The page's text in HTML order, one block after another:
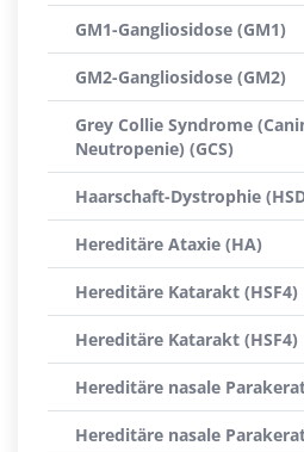
GM1-Gangliosidose (GM1)
GM2-Gangliosidose (GM2)
Grey Collie Syndrome
Neutropenie) (GCS)
Haarschaft-Dystrophie
Hereditäre Ataxie (HA)
Hereditäre Katarakt (HSF4)
Hereditäre Katarakt (HSF4)
Hereditäre nasale
Hereditäre nasale